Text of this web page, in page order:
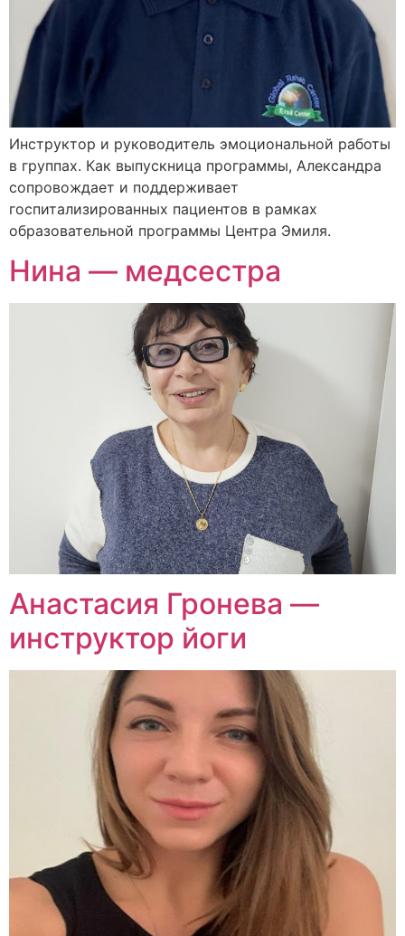
Инструктор и руководитель эмоциональной работы
в группах. Как выпускница программы, Александра
сопровождает и поддерживает
госпитализированных пациентов в рамках
образовательной программы Центра Эмиля.
Нина — медсестра
Анастасия Гронева —
инструктор йоги